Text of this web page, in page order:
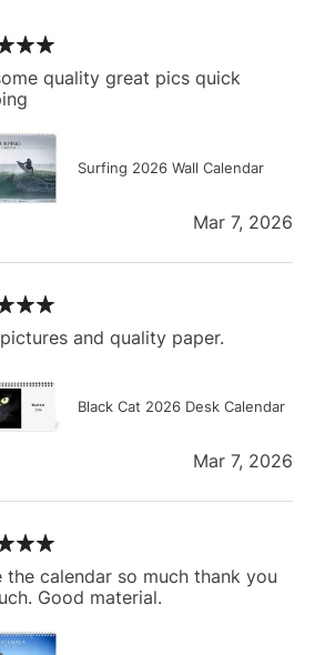
quality great pics quick
Surfing 2026 Wall Calendar
Mar 7, 2026
and quality paper.
Black Cat 2026 Desk Calendar
Mar 7, 2026
the calendar so much thank you
Good material.